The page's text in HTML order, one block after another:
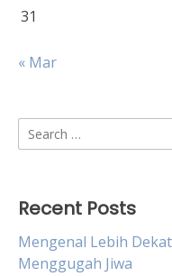
31
« Mar
Search
for:
Recent Posts
Mengenal Lebih
Menggugah Jiwa